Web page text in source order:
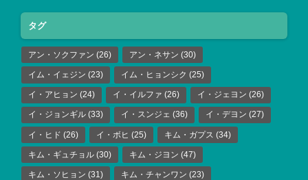
タグ
アン・ソクファン (26) アン・ネサン (30)
イム・イェジン (23) イム・ヒョンシク (25)
イ・アヒョン (24) イ・イルファ (26) イ・ジェヨン (26)
イ・ジョンギル (33) イ・スンジェ (36) イ・デヨン (27)
イ・ヒド (26) イ・ボヒ (25) キム・ガプス (34)
キム・ギュチョル (30) キム・ジヨン (47)
キム・ソヒョン (31) キム・チャンワン (23)